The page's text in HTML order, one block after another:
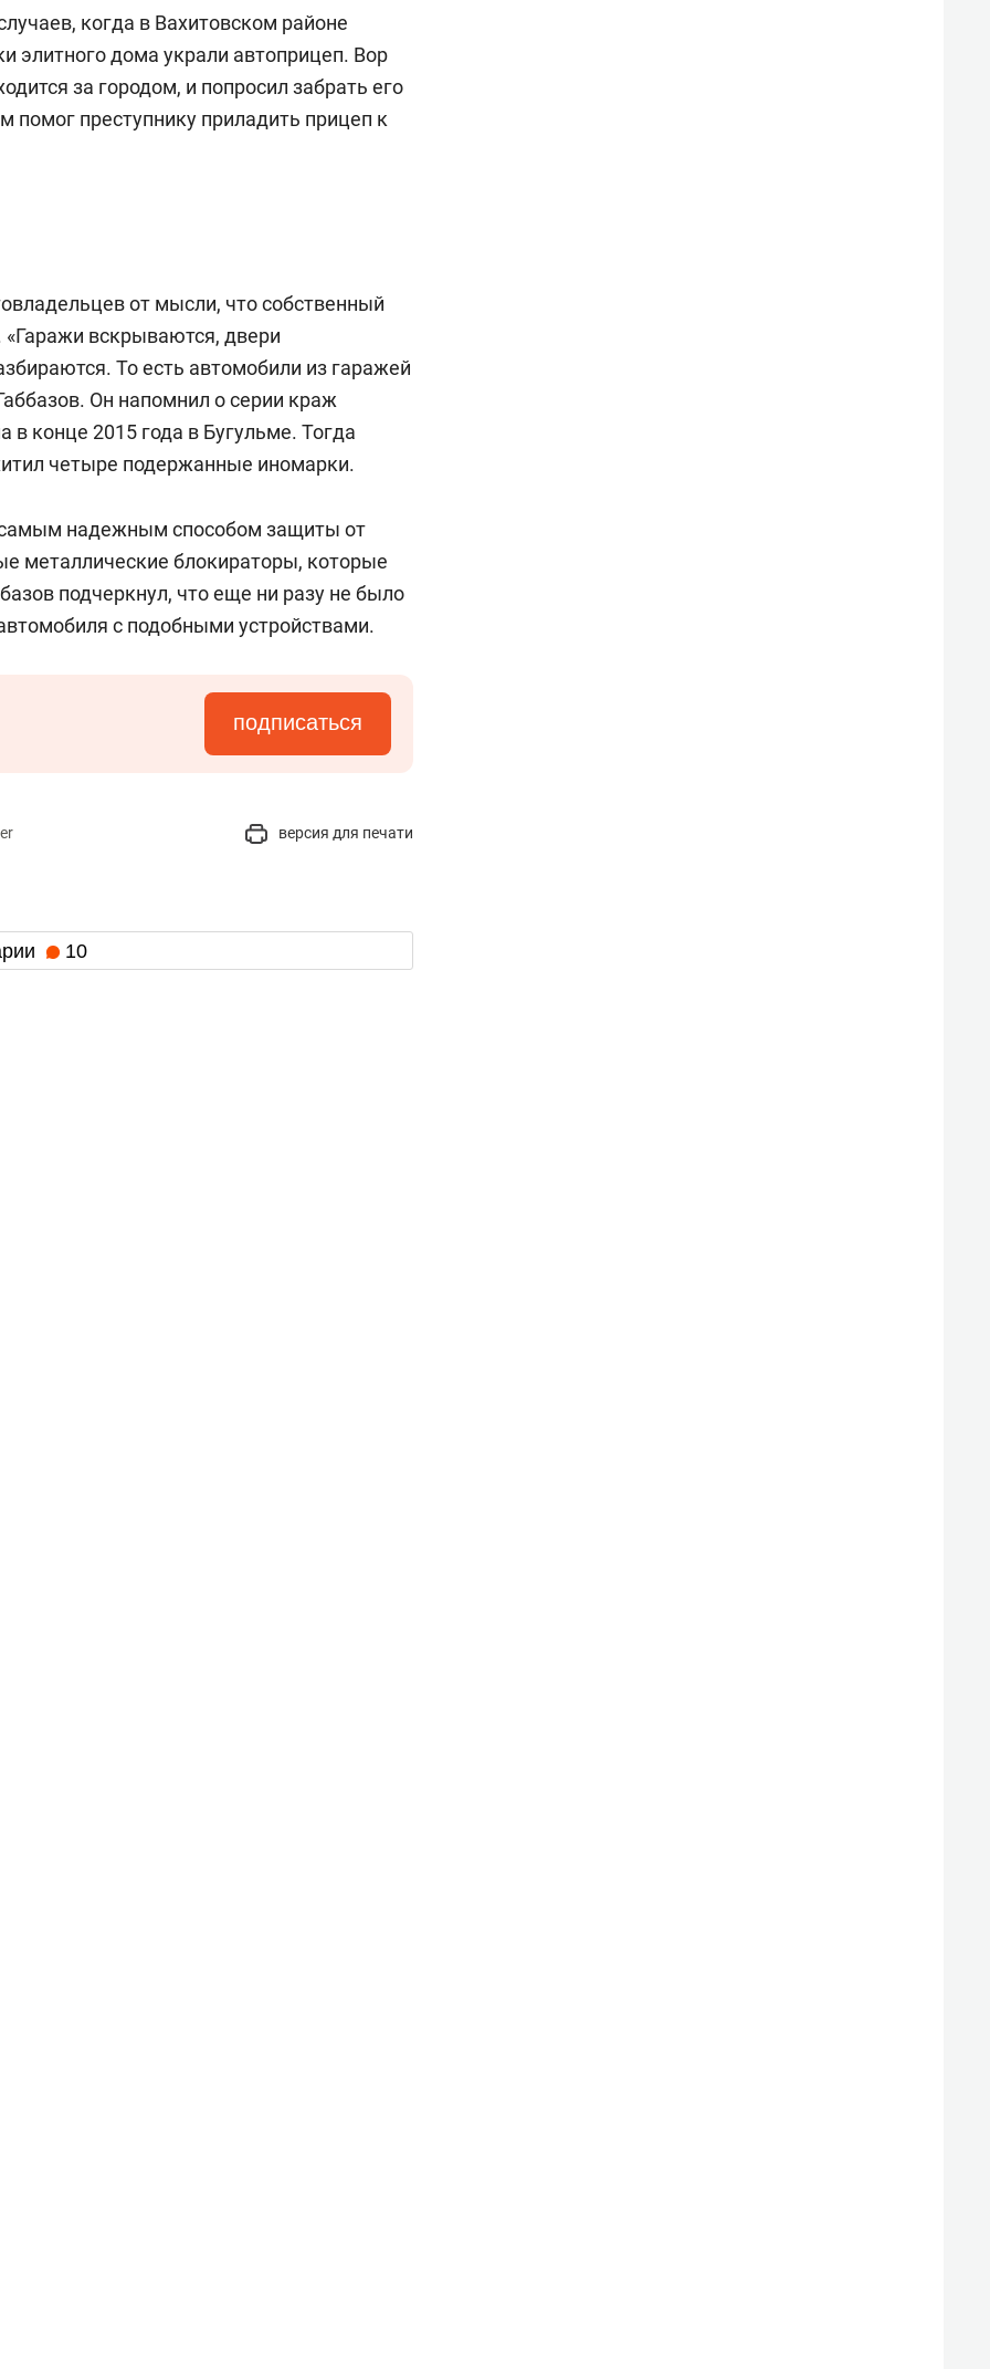
когда в Вахитовском районе
элитного дома украли автоприцеп. Вор
за городом, и попросил забрать его
преступнику приладить прицеп к
от мысли, что собственный
вскрываются, двери
То есть автомобили из гаражей
Он напомнил о серии краж
в конце 2015 года в Бугульме. Тогда
четыре подержанные иномарки.
надежным способом защиты от
металлические блокираторы, которые
подчеркнул, что еще ни разу не было
с подобными устройствами.
подписаться
версия для печати
10